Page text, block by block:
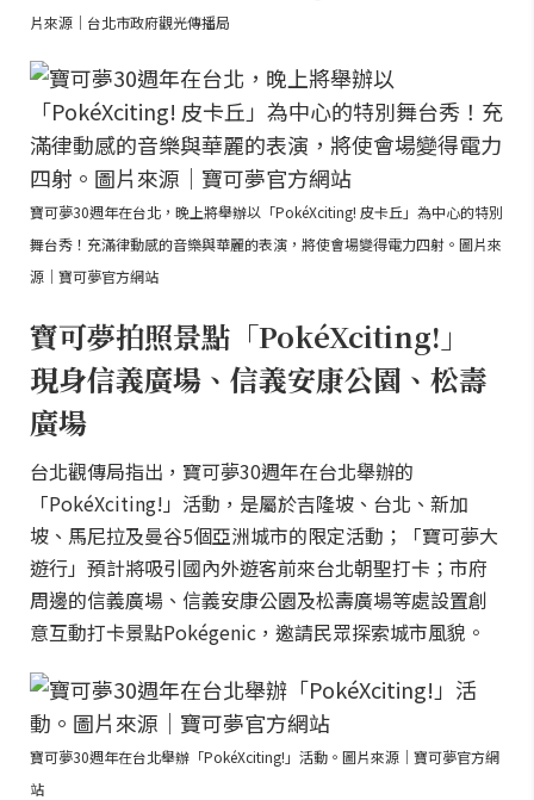
片來源｜台北市政府觀光傳播局
寶可夢30週年在台北，晚上將舉辦以「PokéXciting! 皮卡丘」為中心的特別
舞台秀！充滿律動感的音樂與華麗的表演，將使會場變得電力四射。圖片來
源｜寶可夢官方網站
寶可夢拍照景點「PokéXciting!」
現身信義廣場、信義安康公園、松壽
廣場
台北觀傳局指出，寶可夢30週年在台北舉辦的
「PokéXciting!」活動，是屬於吉隆坡、台北、新加
坡、馬尼拉及曼谷5個亞洲城市的限定活動；「寶可夢大
遊行」預計將吸引國內外遊客前來台北朝聖打卡；市府
周邊的信義廣場、信義安康公園及松壽廣場等處設置創
意互動打卡景點Pokégenic，邀請民眾探索城市風貌。
寶可夢30週年在台北舉辦「PokéXciting!」活動。圖片來源｜寶可夢官方網
站